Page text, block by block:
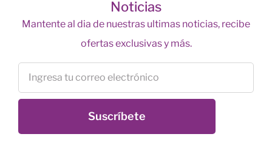
Noticias
Mantente al dia de nuestras ultimas noticias, recibe
ofertas exclusivas y más.
Suscríbete